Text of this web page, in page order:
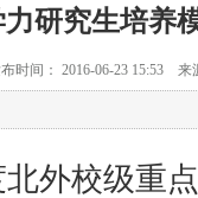
研究生培养
时间： 2016-06-23 15:53
外校级重